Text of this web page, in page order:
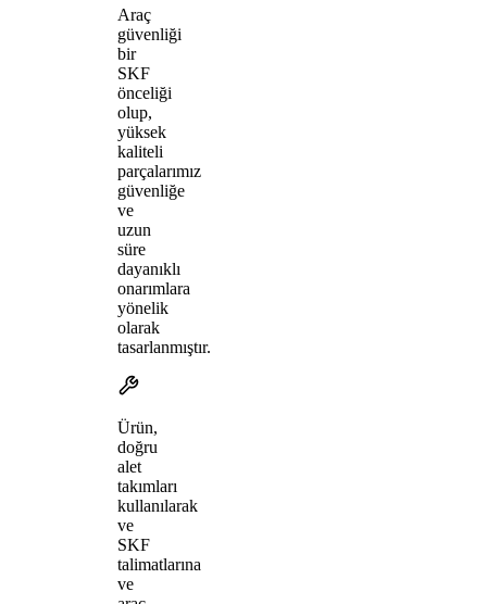
Araç
güvenliği
bir
SKF
önceliği
olup,
yüksek
kaliteli
parçalarımız
güvenliğe
ve
uzun
süre
dayanıklı
onarımlara
yönelik
olarak
tasarlanmıştır.
Ürün,
doğru
alet
takımları
kullanılarak
ve
SKF
talimatlarına
ve